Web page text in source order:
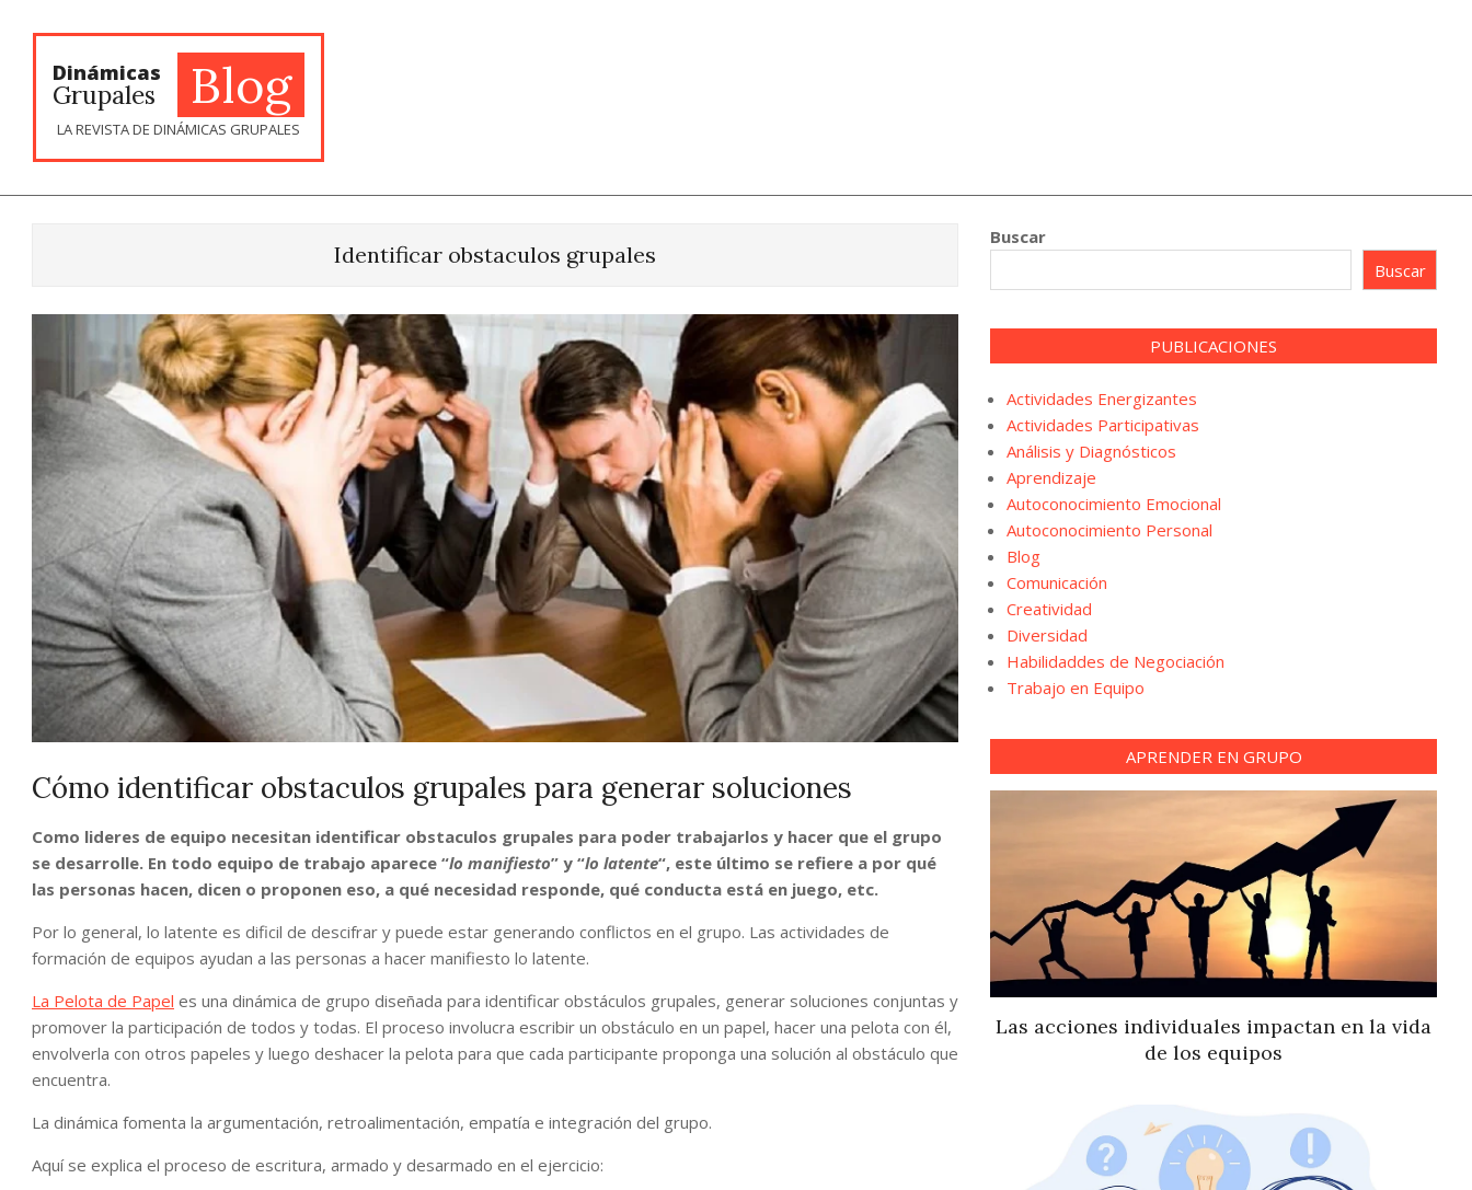
contentDinámicas
Grupales Blog
LA REVISTA DE DINÁMICAS GRUPALES
Identificar obstaculos grupales
Cómo identificar obstaculos grupales para generar soluciones
Como lideres de equipo necesitan identificar obstaculos grupales para poder trabajarlos y hacer que el grupo
se desarrolle. En todo equipo de trabajo aparece “lo manifiesto” y “lo latente“, este último se refiere a por qué
las personas hacen, dicen o proponen eso, a qué necesidad responde, qué conducta está en juego, etc.
Por lo general, lo latente es dificil de descifrar y puede estar generando conflictos en el grupo. Las actividades de
formación de equipos ayudan a las personas a hacer manifiesto lo latente.
La Pelota de Papel es una dinámica de grupo diseñada para identificar obstáculos grupales, generar soluciones conjuntas y
promover la participación de todos y todas. El proceso involucra escribir un obstáculo en un papel, hacer una pelota con él,
envolverla con otros papeles y luego deshacer la pelota para que cada participante proponga una solución al obstáculo que
encuentra.
La dinámica fomenta la argumentación, retroalimentación, empatía e integración del grupo.
Aquí se explica el proceso de escritura, armado y desarmado en el ejercicio:
Buscar
Buscar
PUBLICACIONES
Actividades Energizantes
Actividades Participativas
Análisis y Diagnósticos
Aprendizaje
Autoconocimiento Emocional
Autoconocimiento Personal
Blog
Comunicación
Creatividad
Diversidad
Habilidaddes de Negociación
Trabajo en Equipo
APRENDER EN GRUPO
Las acciones individuales impactan en la vida
de los equipos